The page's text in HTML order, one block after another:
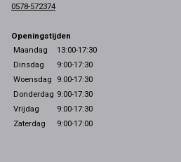
0578-572374
Openingstijden
Maandag
13:00-17:30
Dinsdag
9:00-17:30
Woensdag
9:00-17:30
Donderdag 9:00-17:30
Vrijdag
9:00-17:30
Zaterdag
9:00-17:00